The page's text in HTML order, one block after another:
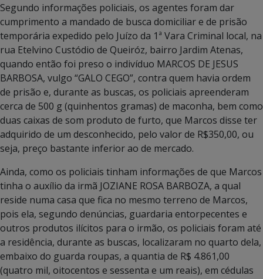
Segundo informações policiais, os agentes foram dar
cumprimento a mandado de busca domiciliar e de prisão
temporária expedido pelo Juízo da 1ª Vara Criminal local, na
rua Etelvino Custódio de Queiróz, bairro Jardim Atenas,
quando então foi preso o indivíduo MARCOS DE JESUS
BARBOSA, vulgo “GALO CEGO”, contra quem havia ordem
de prisão e, durante as buscas, os policiais apreenderam
cerca de 500 g (quinhentos gramas) de maconha, bem como
duas caixas de som produto de furto, que Marcos disse ter
adquirido de um desconhecido, pelo valor de R$350,00, ou
seja, preço bastante inferior ao de mercado.
Ainda, como os policiais tinham informações de que Marcos
tinha o auxílio da irmã JOZIANE ROSA BARBOZA, a qual
reside numa casa que fica no mesmo terreno de Marcos,
pois ela, segundo denúncias, guardaria entorpecentes e
outros produtos ilícitos para o irmão, os policiais foram até
a residência, durante as buscas, localizaram no quarto dela,
embaixo do guarda roupas, a quantia de R$ 4.861,00
(quatro mil, oitocentos e sessenta e um reais), em cédulas